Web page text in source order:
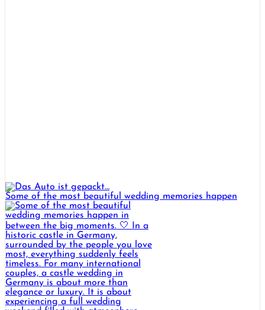
Some of the most beautiful wedding memories happen